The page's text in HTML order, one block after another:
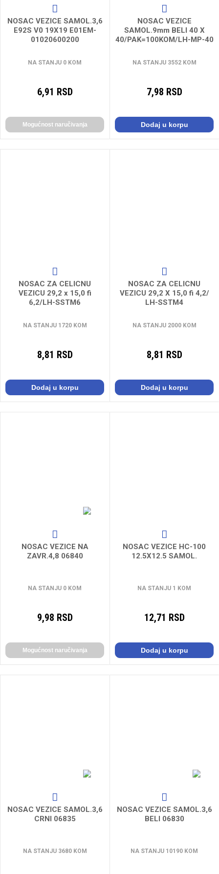
NOSAC VEZICE SAMOL.3,6
E92S V0 19X19 E01EM-
01020600200
NA STANJU 0 KOM
6,91 RSD
Mogućnost naručivanja
NOSAC VEZICE
SAMOL.9mm BELI 40 X
40/PAK=100KOM/LH-MP-40
NA STANJU 3552 KOM
7,98 RSD
Dodaj u korpu
NOSAC ZA CELICNU
VEZICU 29,2 x 15,0 fi
6,2/LH-SSTM6
NA STANJU 1720 KOM
8,81 RSD
Dodaj u korpu
NOSAC ZA CELICNU
VEZICU 29,2 X 15,0 fi 4,2/
LH-SSTM4
NA STANJU 2000 KOM
8,81 RSD
Dodaj u korpu
NOSAC VEZICE NA
ZAVR.4,8 06840
NA STANJU 0 KOM
9,98 RSD
Mogućnost naručivanja
NOSAC VEZICE HC-100
12.5X12.5 SAMOL.
NA STANJU 1 KOM
12,71 RSD
Dodaj u korpu
NOSAC VEZICE SAMOL.3,6
CRNI 06835
NA STANJU 3680 KOM
NOSAC VEZICE SAMOL.3,6
BELI 06830
NA STANJU 10190 KOM